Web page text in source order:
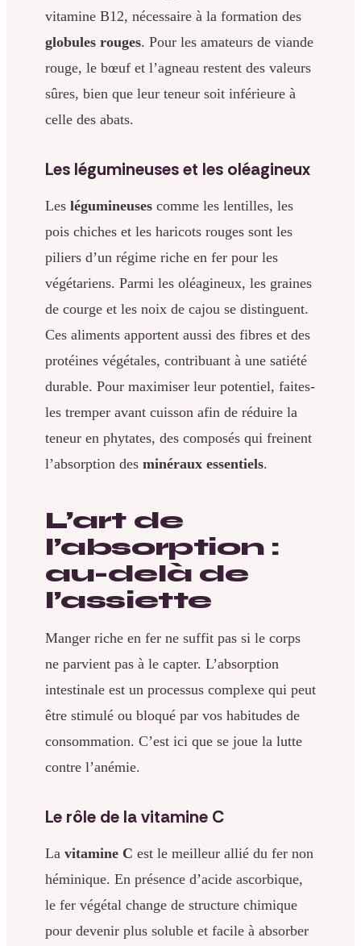
vitamine B12, nécessaire à la formation des
globules rouges. Pour les amateurs de viande
rouge, le bœuf et l’agneau restent des valeurs
sûres, bien que leur teneur soit inférieure à
celle des abats.
Les légumineuses et les oléagineux
Les légumineuses comme les lentilles, les
pois chiches et les haricots rouges sont les
piliers d’un régime riche en fer pour les
végétariens. Parmi les oléagineux, les graines
de courge et les noix de cajou se distinguent.
Ces aliments apportent aussi des fibres et des
protéines végétales, contribuant à une satiété
durable. Pour maximiser leur potentiel, faites-
les tremper avant cuisson afin de réduire la
teneur en phytates, des composés qui freinent
l’absorption des minéraux essentiels.
L’art de
l’absorption :
au-delà de
l’assiette
Manger riche en fer ne suffit pas si le corps
ne parvient pas à le capter. L’absorption
intestinale est un processus complexe qui peut
être stimulé ou bloqué par vos habitudes de
consommation. C’est ici que se joue la lutte
contre l’anémie.
Le rôle de la vitamine C
La vitamine C est le meilleur allié du fer non
héminique. En présence d’acide ascorbique,
le fer végétal change de structure chimique
pour devenir plus soluble et facile à absorber